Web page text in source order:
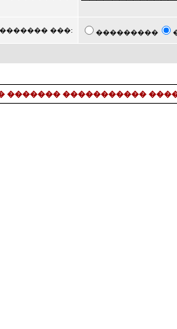
���: ���������
������� �����������